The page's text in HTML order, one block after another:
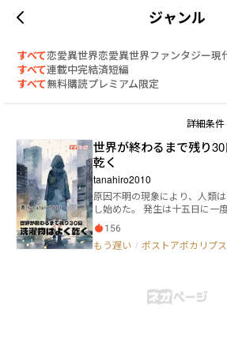
ジャンル
すべて恋愛異世界恋愛異世界ファンタジー現
すべて連載中完結済短編
すべて無料購読プレミアム限定
詳細条件
世界が終わるまで残り
乾く
tanahiro2010
原因不明の現象により、人類
し始めた。 発生は十五日に一
数列的に増加し、復活も対策
ちの解析の末に導き出された
的なものだった――人類は、神の怒
世界を救う使命も、意味を求
156
もう遅い / ポストアポカリプス